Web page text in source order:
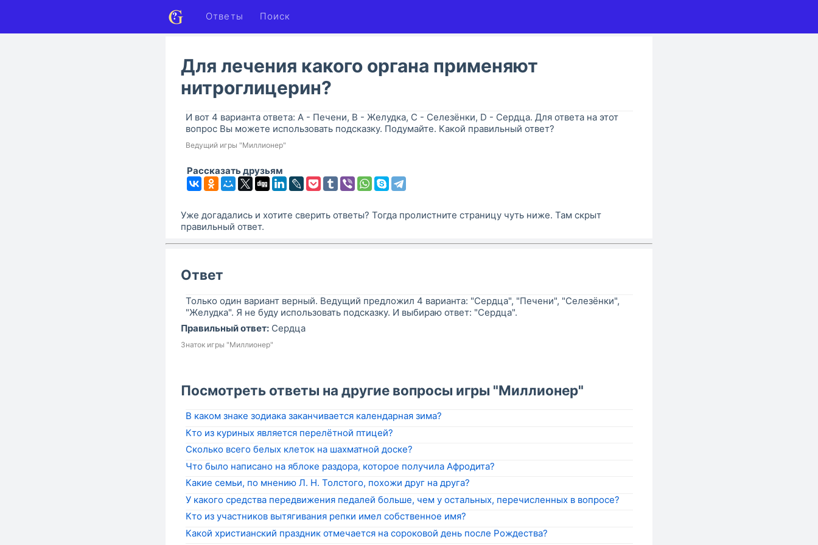
Ответы Поиск
Для лечения какого органа применяют
нитроглицерин?
И вот 4 варианта ответа: A - Печени, B - Желудка, C - Селезёнки, D - Сердца. Для ответа на этот
вопрос Вы можете использовать подсказку. Подумайте. Какой правильный ответ?
Ведущий игры "Миллионер"
Рассказать друзьям
Уже догадались и хотите сверить ответы? Тогда пролистните страницу чуть ниже. Там скрыт
правильный ответ.
Ответ
Только один вариант верный. Ведущий предложил 4 варианта: "Сердца", "Печени", "Селезёнки",
"Желудка". Я не буду использовать подсказку. И выбираю ответ: "Сердца".
Правильный ответ: Сердца
Знаток игры "Миллионер"
Посмотреть ответы на другие вопросы игры "Миллионер"
В каком знаке зодиака заканчивается календарная зима?
Кто из куриных является перелётной птицей?
Сколько всего белых клеток на шахматной доске?
Что было написано на яблоке раздора, которое получила Афродита?
Какие семьи, по мнению Л. Н. Толстого, похожи друг на друга?
У какого средства передвижения педалей больше, чем у остальных, перечисленных в вопросе?
Кто из участников вытягивания репки имел собственное имя?
Какой христианский праздник отмечается на сороковой день после Рождества?